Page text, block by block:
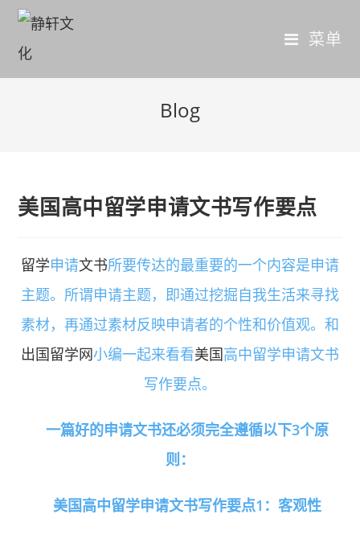
菜单
Blog
美国高中留学申请文书写作要点
留学申请文书所要传达的最重要的一个内容是申请
主题。所谓申请主题，即通过挖掘自我生活来寻找
素材，再通过素材反映申请者的个性和价值观。和
出国留学网小编一起来看看美国高中留学申请文书
写作要点。
一篇好的申请文书还必须完全遵循以下3个原
则：
美国高中留学申请文书写作要点1：客观性